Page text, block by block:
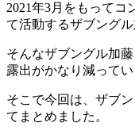
2021年3月をもってコ
て活動するザブングル
そんなザブングル加
露出がかなり減ってい
そこで今回は、ザブ
てまとめました。